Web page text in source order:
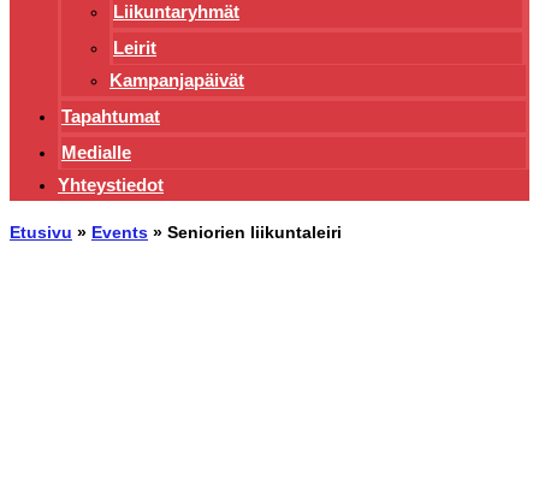
Liikuntaryhmät
Leirit
Kampanjapäivät
Tapahtumat
Medialle
Yhteystiedot
Etusivu » Events » Seniorien liikuntaleiri